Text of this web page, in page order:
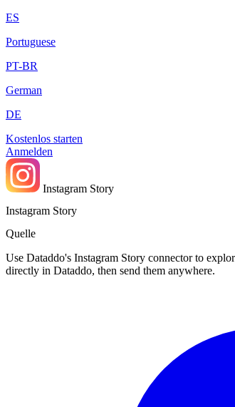
ES
Portuguese
PT-BR
German
DE
Kostenlos starten
Anmelden
Instagram Story
Instagram Story
Quelle
Use Dataddo's Instagram Story connector to
directly in Dataddo, then send them anywhere.